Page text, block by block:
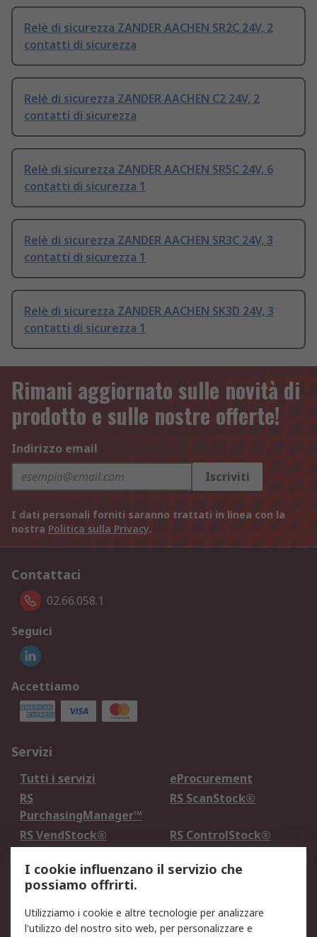
Relè di sicurezza ZANDER AACHEN SR2C 24V, 2
contatti di sicurezza
Relè di sicurezza ZANDER AACHEN C2 24V, 2
contatti di sicurezza
Relè di sicurezza ZANDER AACHEN SR5C 24V, 6
contatti di sicurezza 1
Relè di sicurezza ZANDER AACHEN SR3C 24V, 3
contatti di sicurezza 1
Relè di sicurezza ZANDER AACHEN SK3D 24V, 3
contatti di sicurezza 1
Rimani aggiornato sulle novità di
prodotto e sulle nostre offerte!
Indirizzo email
Iscriviti
I dati personali forniti saranno trattati in linea con la
nostra Politica sulla Privacy.
Contattaci
02.66.058.1
Seguici
Accettiamo
Servizi
Tutti i servizi
eProcurement
RS
PurchasingManager™
RS ScanStock®
RS VendStock®
RS ControlStock®
Legale
Informativa Cookie
Informativa Privacy -
I cookie influenzano il servizio che
possiamo offrirti.
Utilizziamo i cookie e altre tecnologie per analizzare
l'utilizzo del nostro sito web, per personalizzare e